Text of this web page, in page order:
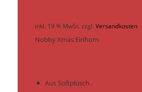
inkl. 19 % MwSt. zzgl.Versandkosten
Nobby Xmas Einhorn
Aus Softplüsch.